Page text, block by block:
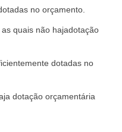
no orçamento.
quais não hajadotação
dotadas no
dotação orçamentária